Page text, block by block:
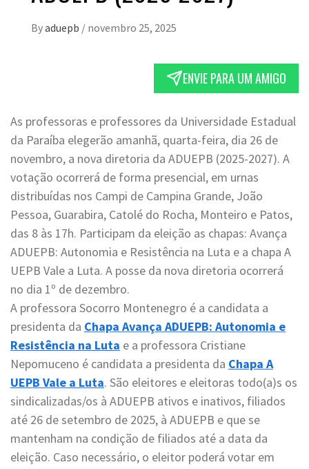
Byaduepb / novembro 25, 2025
ENVIE PARA UM AMIGO
As professoras e professores da Universidade Estadual
da Paraíba elegerão amanhã, quarta-feira, dia 26 de
novembro, a nova diretoria da ADUEPB (2025-2027). A
votação ocorrerá de forma presencial, em urnas
distribuídas nos Campi de Campina Grande, João
Pessoa, Guarabira, Catolé do Rocha, Monteiro e Patos,
das 8 às 17h. Participam da eleição as chapas: Avança
ADUEPB: Autonomia e Resistência na Luta e a chapa A
UEPB Vale a Luta. A posse da nova diretoria ocorrerá
no dia 1º de dezembro.
A professora Socorro Montenegro é a candidata a
presidenta da Chapa Avança ADUEPB: Autonomia e
Resistência na Luta e a professora Cristiane
Nepomuceno é candidata a presidenta da Chapa A
UEPB Vale a Luta. São eleitores e eleitoras todo(a)s os
sindicalizadas/os à ADUEPB ativos e inativos, filiados
até 26 de setembro de 2025, à ADUEPB e que se
mantenham na condição de filiados até a data da
eleição. Caso necessário, o eleitor poderá votar em